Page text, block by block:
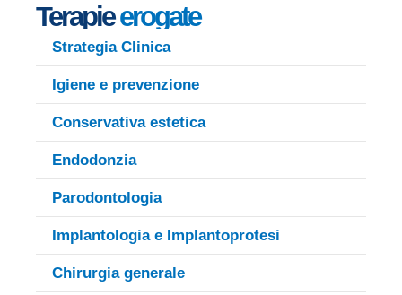
Terapieerogate
Strategia Clinica
Igiene e prevenzione
Conservativa estetica
Endodonzia
Parodontologia
Implantologia e Implantoprotesi
Chirurgia generale